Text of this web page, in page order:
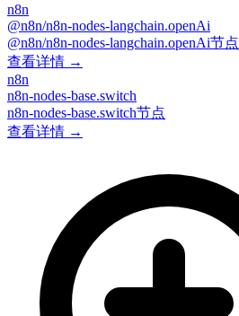
n8n
@n8n/n8n-nodes-langchain.openAi
@n8n/n8n-nodes-langchain.openAi节点
查看详情 →
n8n
n8n-nodes-base.switch
n8n-nodes-base.switch节点
查看详情 →